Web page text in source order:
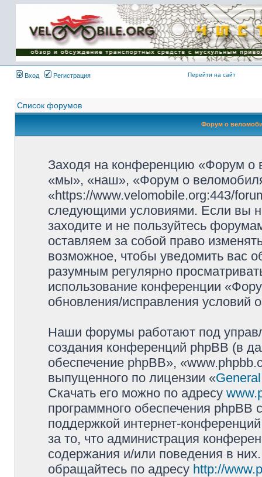
Имя пользователя:
Пароль:
{ LOG_ME_IN_SHORT
}
Вход
Регистрация Перейти на сайт
Список форумов
Форум о
Заходя на конференцию «Форум о
«мы», «наш», «Форум о
«https://www.velomobile.org:443/
следующими условиями. Если вы
заходите и не пользуйтесь
оставляем за собой право
возможное, чтобы уведомить вас
разумным регулярно
использование конференции
обновления/исправления условий
Наши форумы работают под
создания конференций phpBB (в
обеспечение phpBB»,
выпущенного по лицензии «
Скачать его можно по адресу
программного обеспечения phpBB
поддержкой интернет-
за то, что администрация
содержания и/или поведения в
обращайтесь по адресу http://